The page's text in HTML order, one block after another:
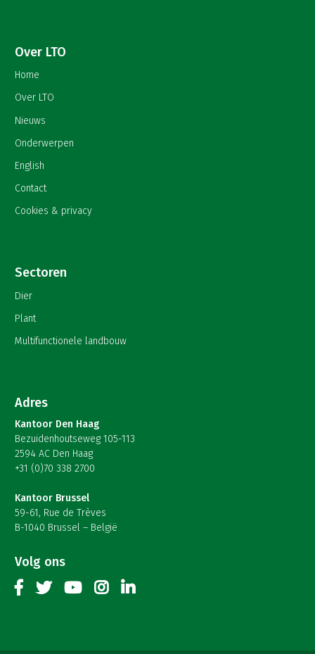
Over LTO
Home
Over LTO
Nieuws
Onderwerpen
English
Contact
Cookies & privacy
Sectoren
Dier
Plant
Multifunctionele landbouw
Adres
Kantoor Den Haag
Bezuidenhoutseweg 105-113
2594 AC Den Haag
+31 (0)70 338 2700
Kantoor Brussel
59-61, Rue de Trèves
B-1040 Brussel – België
Volg ons